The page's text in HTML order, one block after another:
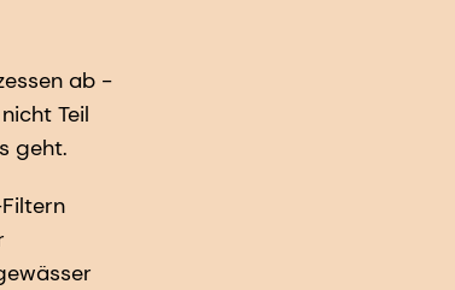
ab -
Teil
geht.